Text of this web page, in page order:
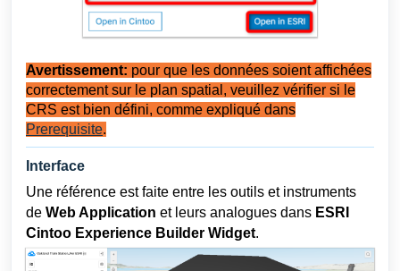
Avertissement: pour que les données soient affichées
correctement sur le plan spatial, veuillez vérifier si le
CRS est bien défini, comme expliqué dans
Prerequisite.
nterface
Une référence est faite entre les outils et instruments
de Web Application et leurs analogues dans ESRI
Cintoo Experience Builder Widget.